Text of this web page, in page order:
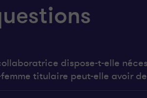
dispose-t-elle
titulaire peut-elle avoir